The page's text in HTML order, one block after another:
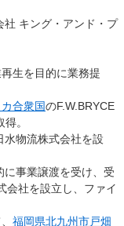
キング・アンド・プ
生を目的に業務提
合衆国のF.W.BRYCE
。
物流株式会社を設
事業譲渡を受け、受
会社を設立し、ファイ
福岡県北九州市戸畑